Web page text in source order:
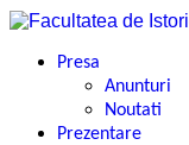
Presa
Anunturi
Noutati
Prezentare